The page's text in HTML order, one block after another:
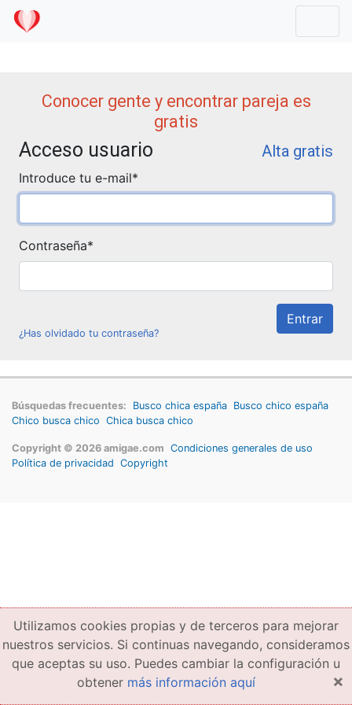
Conocer gente y encontrar pareja es
gratis
Acceso usuario Alta gratis
Introduce tu e-mail*
Contraseña*
¿Has olvidado tu contraseña?
Búsquedas frecuentes: Busco chica españa Busco chico españa
Chico busca chico Chica busca chico
Copyright © 2026 amigae.com Condiciones generales de uso
Política de privacidad Copyright
Utilizamos cookies propias y de terceros para mejorar
nuestros servicios. Si continuas navegando, consideramos
que aceptas su uso. Puedes cambiar la configuración u
obtener más información aquí ×